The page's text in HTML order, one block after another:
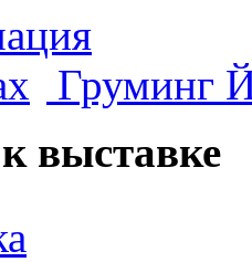
Груминг
выставке